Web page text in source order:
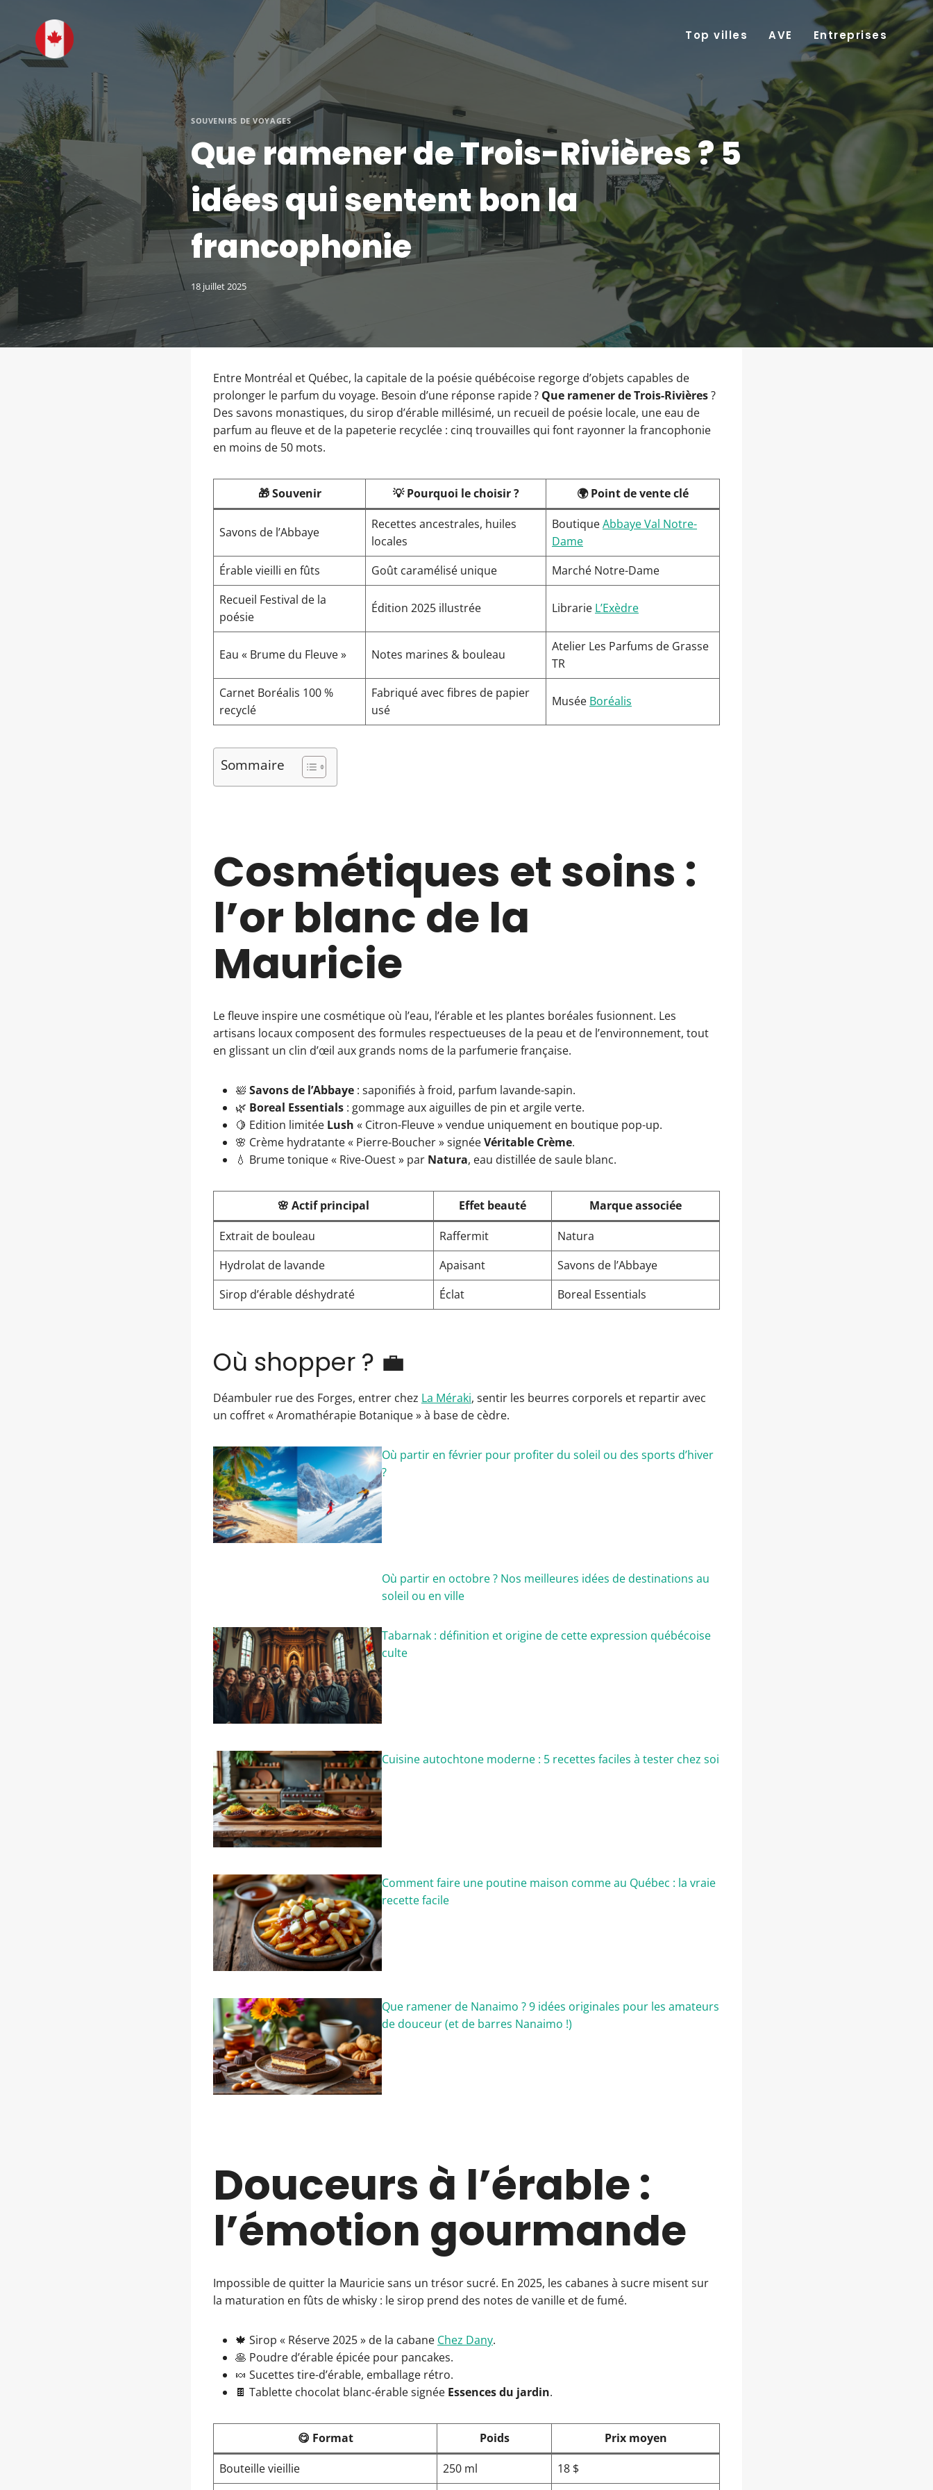
contenu
Top villes AVE Entreprises
SOUVENIRS DE VOYAGES
Que ramener de Trois-Rivières ? 5
idées qui sentent bon la
francophonie
18 juillet 2025
Entre Montréal et Québec, la capitale de la poésie québécoise regorge d’objets capables de
prolonger le parfum du voyage. Besoin d’une réponse rapide ? Que ramener de Trois-Rivières?
Des savons monastiques, du sirop d’érable millésimé, un recueil de poésie locale, une eau de
parfum au fleuve et de la papeterie recyclée : cinq trouvailles qui font rayonner la francophonie
en moins de 50 mots.
🎁 Souvenir 💡 Pourquoi le choisir ? 🌍 Point de vente clé
Savons de l’Abbaye
Recettes ancestrales, huiles
locales
BoutiqueAbbaye Val Notre-
Dame
Érable vieilli en fûts
Goût caramélisé unique
Marché Notre-Dame
Recueil Festival de la
poésie
Édition 2025 illustrée Librarie L’Exèdre
Eau « Brume du Fleuve » Notes marines & bouleau
Atelier Les Parfums de Grasse
TR
Carnet Boréalis 100 %
recyclé
Fabriqué avec fibres de papier
usé
Musée Boréalis
Sommaire
Cosmétiques et soins :
l’or blanc de la
Mauricie
Le fleuve inspire une cosmétique où l’eau, l’érable et les plantes boréales fusionnent. Les
artisans locaux composent des formules respectueuses de la peau et de l’environnement, tout
en glissant un clin d’œil aux grands noms de la parfumerie française.
🛀 Savons de l’Abbaye : saponifiés à froid, parfum lavande-sapin.
🌿 Boreal Essentials : gommage aux aiguilles de pin et argile verte.
🍋 Edition limitée Lush « Citron-Fleuve » vendue uniquement en boutique pop-up.
🌸 Crème hydratante « Pierre-Boucher » signéeVéritable Crème.
💧 Brume tonique « Rive-Ouest » par Natura, eau distillée de saule blanc.
🌸 Actif principal Effet beauté
Marque associée
Extrait de bouleau
Raffermit
Natura
Hydrolat de lavande
Apaisant
Savons de l’Abbaye
Sirop d’érable déshydraté
Éclat Boreal Essentials
Où shopper ? 💼
Déambuler rue des Forges, entrer chez La Méraki, sentir les beurres corporels et repartir avec
un coffret « Aromathérapie Botanique » à base de cèdre.
Où partir en février pour profiter du soleil ou des sports d’hiver
?
Où partir en octobre ? Nos meilleures idées de destinations au
soleil ou en ville
Tabarnak : définition et origine de cette expression québécoise
culte
Cuisine autochtone moderne : 5 recettes faciles à tester chez soi
Comment faire une poutine maison comme au Québec : la vraie
recette facile
Que ramener de Nanaimo ? 9 idées originales pour les amateurs
de douceur (et de barres Nanaimo !)
Douceurs à l’érable :
l’émotion gourmande
Impossible de quitter la Mauricie sans un trésor sucré. En 2025, les cabanes à sucre misent sur
la maturation en fûts de whisky : le sirop prend des notes de vanille et de fumé.
🍁 Sirop « Réserve 2025 » de la cabane Chez Dany.
🥞 Poudre d’érable épicée pour pancakes.
🍬 Sucettes tire-d’érable, emballage rétro.
🍫 Tablette chocolat blanc-érable signée Essences du jardin.
😋 Format Poids
Prix moyen
Bouteille vieillie
250 ml
18 $